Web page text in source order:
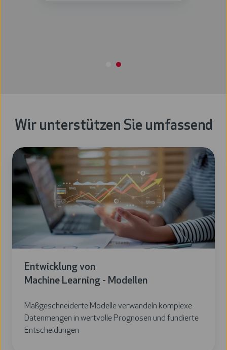
Wir unterstützen Sie umfassend
Entwicklung von
Machine Learning - Modellen
Maßgeschneiderte Modelle verwandeln komplexe
Datenmengen in wertvolle Prognosen und fundierte
Entscheidungen